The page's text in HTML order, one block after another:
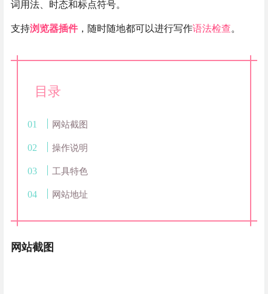
词用法、时态和标点符号。
支持浏览器插件，随时随地都可以进行写作语法检查。
目录
网站截图
操作说明
工具特色
网站地址
网站截图